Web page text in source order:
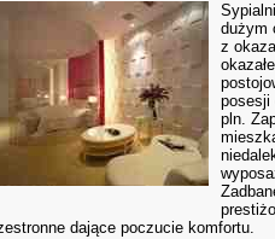
dużym
z
posesji
pln.
dające poczucie komfortu.